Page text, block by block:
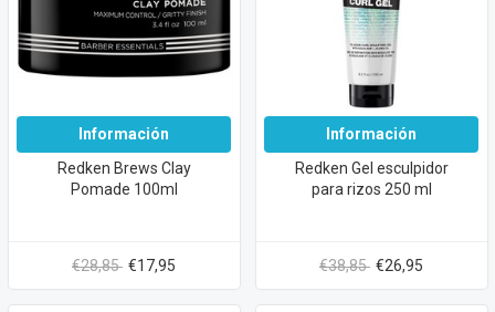
Información
Redken Brews Clay
Pomade 100ml
€28,85 €17,95
Información
Redken Gel esculpidor
para rizos 250 ml
€38,85 €26,95